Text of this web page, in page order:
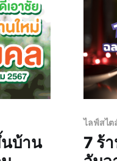
นบ้าน
ไลฟ์สไต
7 ร้